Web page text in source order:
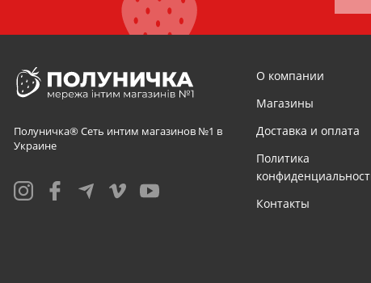
Полуничка® Сеть интим магазинов №1 в
Украине
О компании
Магазины
Доставка и оплата
Политика
Контакты